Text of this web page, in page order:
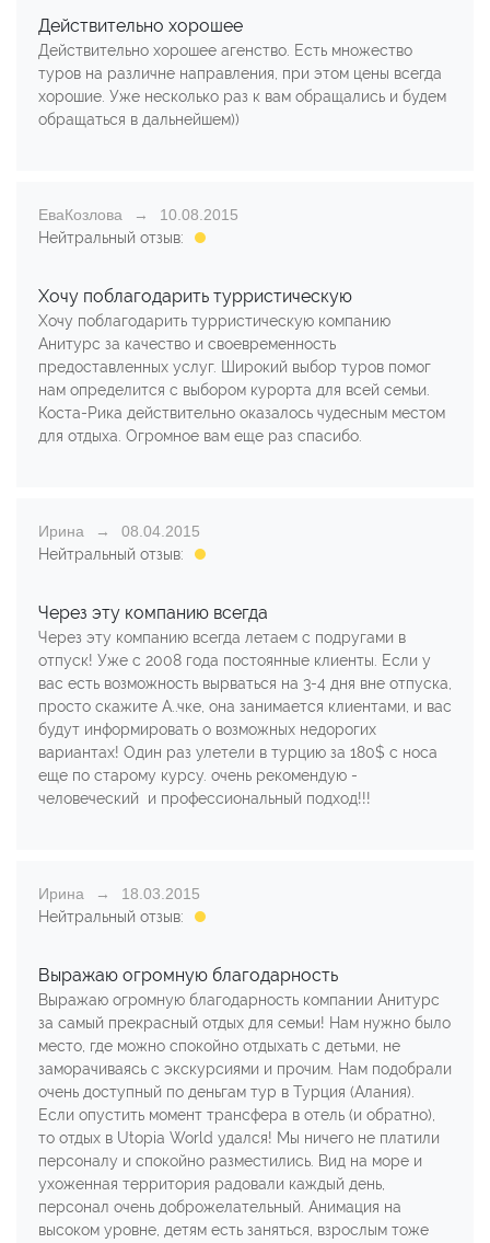
Действительно хорошее
Действительно хорошее агенство. Есть множество
туров на различне направления, при этом цены всегда
хорошие. Уже несколько раз к вам обращались и будем
обращаться в дальнейшем))
ЕваКозлова
10.08.2015
Нейтральный отзыв:
Хочу поблагодарить турристическую
Хочу поблагодарить турристическую компанию
Анитурс за качество и своевременность
предоставленных услуг. Широкий выбор туров помог
нам определится с выбором курорта для всей семьи.
Коста-Рика действительно оказалось чудесным местом
для отдыха. Огромное вам еще раз спасибо.
Ирина
08.04.2015
Нейтральный отзыв:
Через эту компанию всегда
Через эту компанию всегда летаем с подругами в
отпуск! Уже с 2008 года постоянные клиенты. Если у
вас есть возможность вырваться на 3-4 дня вне отпуска,
просто скажите А..чке, она занимается клиентами, и вас
будут информировать о возможных недорогих
вариантах! Один раз улетели в турцию за 180$ с носа
еще по старому курсу. очень рекомендую -
человеческий и профессиональный подход!!!
Ирина
18.03.2015
Нейтральный отзыв:
Выражаю огромную благодарность
Выражаю огромную благодарность компании Анитурс
за самый прекрасный отдых для семьи! Нам нужно было
место, где можно спокойно отдыхать с детьми, не
заморачиваясь с экскурсиями и прочим. Нам подобрали
очень доступный по деньгам тур в Турция (Алания).
Если опустить момент трансфера в отель (и обратно),
то отдых в Utopia World удался! Мы ничего не платили
персоналу и спокойно разместились. Вид на море и
ухоженная территория радовали каждый день,
персонал очень доброжелательный. Анимация на
высоком уровне, детям есть заняться, взрослым тоже